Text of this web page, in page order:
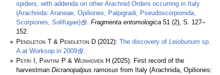
spiders, with addenda on other Arachnid Orders occurring in Italy
(Arachnida: Araneae, Opiliones, Palpigradi, Pseudoscorpionida,
Scorpiones, Solifugae)
. Fragmenta entomologica 51 (2), S. 127–
152.
Pendleton T & Pendleton D (2012): The discovery of Leiobunum sp.
A at Worksop in 2009
Petri I, Pantini P & Wijnhoven H (2025): First record of the
harvestman Dicranopalpus ramosus from Italy (Arachnida, Opiliones: